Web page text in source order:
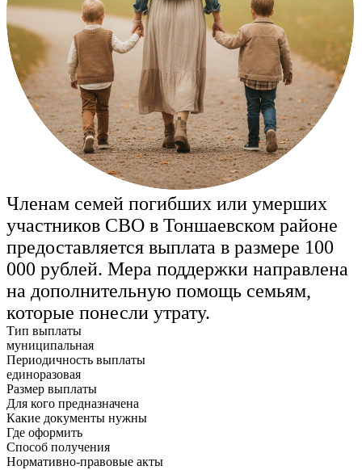
Членам семей погибших или умерших
участников СВО в Тоншаевском районе
предоставляется выплата в размере 100
000 рублей. Мера поддержки направлена
на дополнительную помощь семьям,
которые понесли утрату.
Тип выплаты
муниципальная
Периодичность выплаты
единоразовая
Размер выплаты
Для кого предназначена
Какие документы нужны
Где оформить
Способ получения
Нормативно-правовые акты